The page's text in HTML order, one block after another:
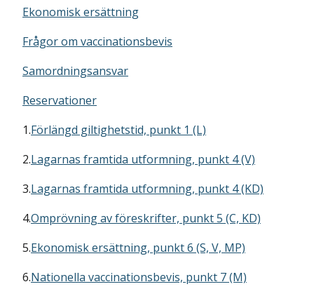
Ekonomisk ersättning
Frågor om vaccinationsbevis
Samordningsansvar
Reservationer
1.Förlängd giltighetstid, punkt 1 (L)
2.Lagarnas framtida utformning, punkt 4 (V)
3.Lagarnas framtida utformning, punkt 4 (KD)
4.Omprövning av föreskrifter, punkt 5 (C, KD)
5.Ekonomisk ersättning, punkt 6 (S, V, MP)
6.Nationella vaccinationsbevis, punkt 7 (M)